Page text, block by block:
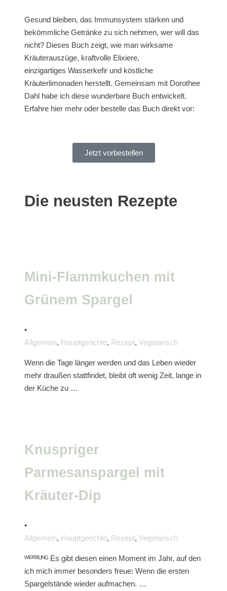
Gesund bleiben, das Immunsystem stärken und
bekömmliche Getränke zu sich nehmen, wer will das
nicht? Dieses Buch zeigt, wie man wirksame
Kräuterauszüge, kraftvolle Elixiere,
einzigartiges Wasserkefir und köstliche
Kräuterlimonaden herstellt. Gemeinsam mit Dorothee
Dahl habe ich diese wunderbare Buch entwickelt.
Erfahre hier mehr oder bestelle das Buch direkt vor:
Jetzt vorbestellen
Die neusten Rezepte
Mini-Flammkuchen mit
Grünem Spargel
•
Allgemein, Hauptgerichte, Rezept, Vegetarisch
Wenn die Tage länger werden und das Leben wieder
mehr draußen stattfindet, bleibt oft wenig Zeit, lange in
der Küche zu …
Knuspriger
Parmesanspargel mit
Kräuter-Dip
•
Allgemein, Hauptgerichte, Rezept, Vegetarisch
ᵂᴱᴿᴮᵁᴺᴳ Es gibt diesen einen Moment im Jahr, auf den
ich mich immer besonders freue: Wenn die ersten
Spargelstände wieder aufmachen. …